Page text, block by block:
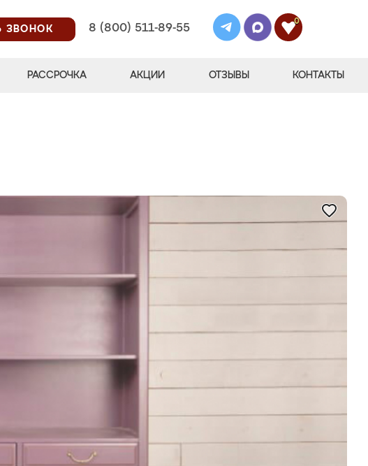
ЗВОНОК
8 (800) 511-89-55
0
РАССРОЧКА АКЦИИ ОТЗЫВЫ КОНТАКТЫ